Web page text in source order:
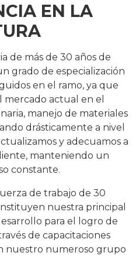
EN LA
de más de 30 años de
grado de especialización
en el ramo, ya que
mercado actual en el
manejo de materiales
drásticamente a nivel
y adecuamos a
manteniendo un
constante.
de trabajo de 30
nuestra principal
para el logro de
de capacitaciones
nuestro numeroso grupo